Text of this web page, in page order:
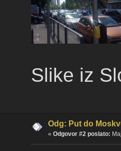
Slike iz
Odg: Put do
« Odgovor #2 poslato: